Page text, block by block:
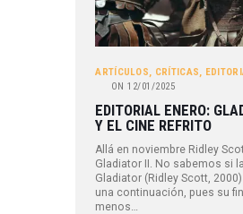
ARTÍCULOS, CRÍTICAS,
ON 12/01/2025
EDITORIAL ENERO:
Y EL CINE REFRITO
Allá en noviembre Ridley
Gladiator II. No sabemos si
Gladiator (Ridley Scott,
una continuación, pues su
menos…